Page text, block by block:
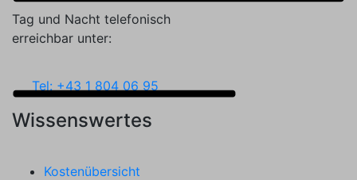
Tag und Nacht telefonisch
erreichbar unter:
Tel: +43 1 804 06 95
Wissenswertes
Kostenübersicht